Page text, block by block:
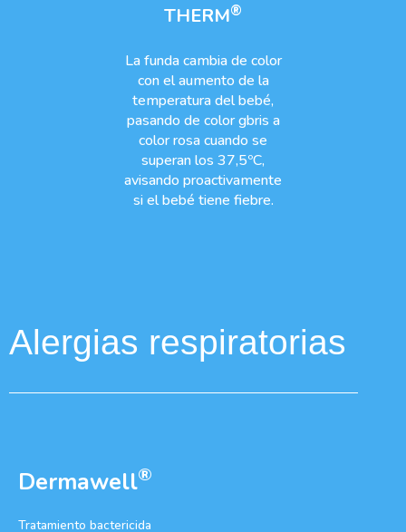
THERM®
La funda cambia de color
con el aumento de la
temperatura del bebé,
pasando de color gbris a
color rosa cuando se
superan los 37,5ºC,
avisando proactivamente
si el bebé tiene fiebre.
Alergias respiratorias
Dermawell®
Tratamiento bactericida